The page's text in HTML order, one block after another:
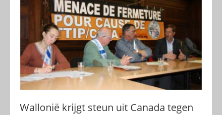
Wallonië krijgt steun uit Canada tegen